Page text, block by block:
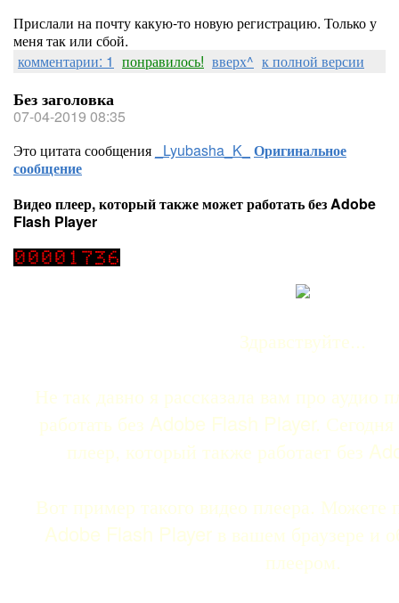
Прислали на почту какую-то новую регистрацию. Только у
меня так или сбой.
комментарии: 1 понравилось! вверх^ к полной версии
Без заголовка
07-04-2019 08:35
Это цитата сообщения
_Lyubasha_K_ Оригинальное
сообщение
Видео плеер, который также может работать без Adobe
Flash Player
Здравствуйте...
Не так давно я рассказала вам про аудио
работать без Adobe Flash Player.
плеер, который также работает без
Вот пример такого видео плеера. Можете
Adobe Flash Player в вашем браузере и
плеером.